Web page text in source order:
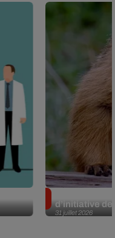
31 juillet 2026
d’initiative